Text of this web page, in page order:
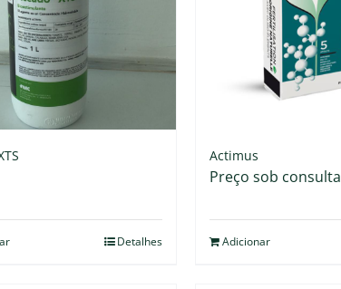
Detalhes
Actimus
Preço sob consulta
Adicionar